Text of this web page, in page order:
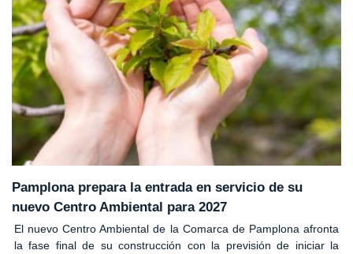
Pamplona prepara la entrada en servicio de su
nuevo Centro Ambiental para 2027
El nuevo Centro Ambiental de la Comarca de Pamplona afronta
la fase final de su construcción con la previsión de iniciar la